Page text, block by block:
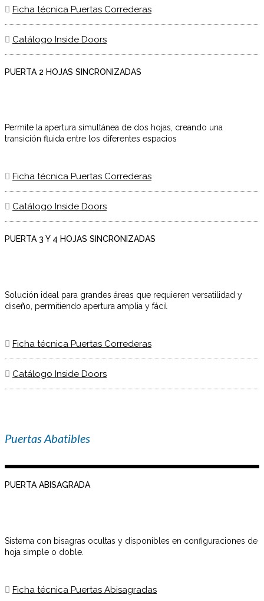
Ficha técnica Puertas Correderas
Catálogo Inside Doors
PUERTA 2 HOJAS SINCRONIZADAS
Permite la apertura simultánea de dos hojas, creando una
transición fluida entre los diferentes espacios
Ficha técnica Puertas Correderas
Catálogo Inside Doors
PUERTA 3 Y 4 HOJAS SINCRONIZADAS
Solución ideal para grandes áreas que requieren versatilidad y
diseño, permitiendo apertura amplia y fácil
Ficha técnica Puertas Correderas
Catálogo Inside Doors
Puertas Abatibles
PUERTA ABISAGRADA
Sistema con bisagras ocultas y disponibles en configuraciones de
hoja simple o doble.
Ficha técnica Puertas Abisagradas